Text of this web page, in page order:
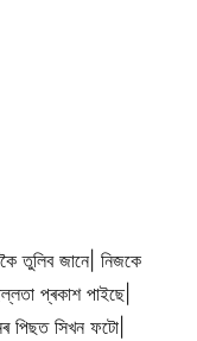
তুলিব জানে| নিজকে
প্ৰকাশ পাইছে|
পিছত সিখন ফটো|